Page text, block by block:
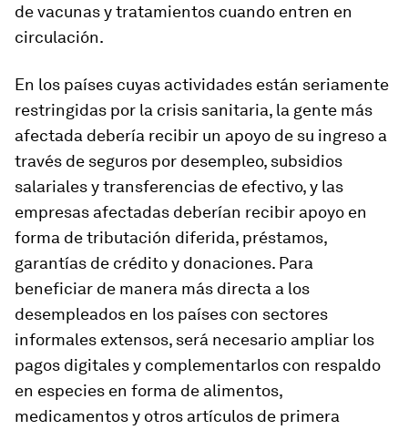
de vacunas y tratamientos cuando entren en
circulación.
En los países cuyas actividades están seriamente
restringidas por la crisis sanitaria, la gente más
afectada debería recibir un apoyo de su ingreso a
través de seguros por desempleo, subsidios
salariales y transferencias de efectivo, y las
empresas afectadas deberían recibir apoyo en
forma de tributación diferida, préstamos,
garantías de crédito y donaciones. Para
beneficiar de manera más directa a los
desempleados en los países con sectores
informales extensos, será necesario ampliar los
pagos digitales y complementarlos con respaldo
en especies en forma de alimentos,
medicamentos y otros artículos de primera